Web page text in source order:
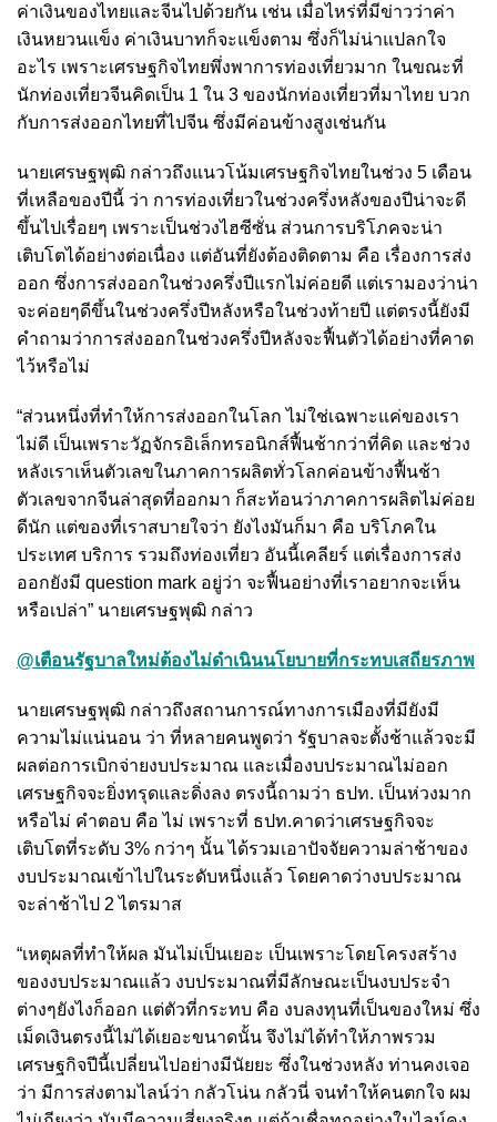
ค่าเงินของไทยและจีนไปด้วยกัน เช่น เมื่อไหร่ที่มีข่าวว่าค่า
เงินหยวนแข็ง ค่าเงินบาทก็จะแข็งตาม ซึ่งก็ไม่น่าแปลกใจ
อะไร เพราะเศรษฐกิจไทยพึ่งพาการท่องเที่ยวมาก ในขณะที่
นักท่องเที่ยวจีนคิดเป็น 1 ใน 3 ของนักท่องเที่ยวที่มาไทย บวก
กับการส่งออกไทยที่ไปจีน ซึ่งมีค่อนข้างสูงเช่นกัน
นายเศรษฐพุฒิ กล่าวถึงแนวโน้มเศรษฐกิจไทยในช่วง 5 เดือน
ที่เหลือของปีนี้ ว่า การท่องเที่ยวในช่วงครึ่งหลังของปีน่าจะดี
ขึ้นไปเรื่อยๆ เพราะเป็นช่วงไฮซีซั่น ส่วนการบริโภคจะน่า
เติบโตได้อย่างต่อเนื่อง แต่อันที่ยังต้องติดตาม คือ เรื่องการส่ง
ออก ซึ่งการส่งออกในช่วงครึ่งปีแรกไม่ค่อยดี แต่เรามองว่าน่า
จะค่อยๆดีขึ้นในช่วงครึ่งปีหลังหรือในช่วงท้ายปี แต่ตรงนี้ยังมี
คำถามว่าการส่งออกในช่วงครึ่งปีหลังจะฟื้นตัวได้อย่างที่คาด
ไว้หรือไม่
“ส่วนหนึ่งที่ทำให้การส่งออกในโลก ไม่ใช่เฉพาะแค่ของเรา
ไม่ดี เป็นเพราะวัฏจักรอิเล็กทรอนิกส์ฟื้นช้ากว่าที่คิด และช่วง
หลังเราเห็นตัวเลขในภาคการผลิตทั่วโลกค่อนข้างฟื้นช้า
ตัวเลขจากจีนล่าสุดที่ออกมา ก็สะท้อนว่าภาคการผลิตไม่ค่อย
ดีนัก แต่ของที่เราสบายใจว่า ยังไงมันก็มา คือ บริโภคใน
ประเทศ บริการ รวมถึงท่องเที่ยว อันนี้เคลียร์ แต่เรื่องการส่ง
ออกยังมี question mark อยู่ว่า จะฟื้นอย่างที่เราอยากจะเห็น
หรือเปล่า” นายเศรษฐพุฒิ กล่าว
@เตือนรัฐบาลใหม่ต้องไม่ดำเนินนโยบายที่กระทบเสถียรภาพ
นายเศรษฐพุฒิ กล่าวถึงสถานการณ์ทางการเมืองที่มียังมี
ความไม่แน่นอน ว่า ที่หลายคนพูดว่า รัฐบาลจะตั้งช้าแล้วจะมี
ผลต่อการเบิกจ่ายงบประมาณ และเมื่องบประมาณไม่ออก
เศรษฐกิจจะยิ่งทรุดและดิ่งลง ตรงนี้ถามว่า ธปท. เป็นห่วงมาก
หรือไม่ คำตอบ คือ ไม่ เพราะที่ ธปท.คาดว่าเศรษฐกิจจะ
เติบโตที่ระดับ 3% กว่าๆ นั้น ได้รวมเอาปัจจัยความล่าช้าของ
งบประมาณเข้าไปในระดับหนึ่งแล้ว โดยคาดว่างบประมาณ
จะล่าช้าไป 2 ไตรมาส
“เหตุผลที่ทำให้ผล มันไม่เป็นเยอะ เป็นเพราะโดยโครงสร้าง
ของงบประมาณแล้ว งบประมาณที่มีลักษณะเป็นงบประจำ
ต่างๆยังไงก็ออก แต่ตัวที่กระทบ คือ งบลงทุนที่เป็นของใหม่ ซึ่ง
เม็ดเงินตรงนี้ไม่ได้เยอะขนาดนั้น จึงไม่ได้ทำให้ภาพรวม
เศรษฐกิจปีนี้เปลี่ยนไปอย่างมีนัยยะ ซึ่งในช่วงหลัง ท่านคงเจอ
ว่า มีการส่งตามไลน์ว่า กลัวโน่น กลัวนี่ จนทำให้คนตกใจ ผม